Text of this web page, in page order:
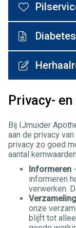
Privacy-
Bij IJmuider
aan de privacy
privacy zo goed
aantal kernwaarden
Informeren
informeren
verwerken.
onze
blijft tot